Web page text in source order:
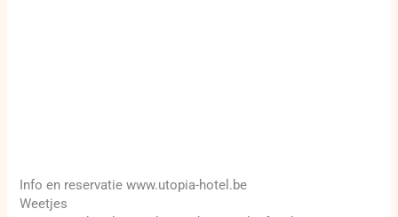
Info en reservatie www.utopia-hotel.be
Weetjes